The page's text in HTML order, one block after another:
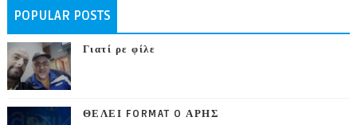
POPULAR POSTS
Γιατί ρε φίλε
ΘΕΛΕΙ FORMAT O ΑΡΗΣ